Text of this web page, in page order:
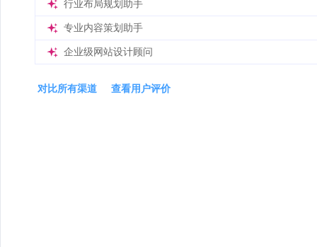
行业布局规划助手
专业内容策划助手
企业级网站设计顾问
对比所有渠道 查看用户评价